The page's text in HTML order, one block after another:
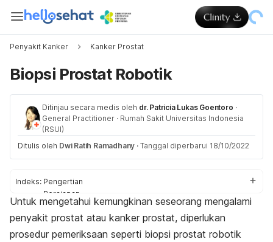
Penyakit Kanker Kanker Prostat
Biopsi Prostat Robotik
Ditinjau secara medis oleh dr. Patricia Lukas Goentoro ·
General Practitioner · Rumah Sakit Universitas Indonesia
(RSUI)
Ditulis oleh Dwi Ratih Ramadhany · Tanggal diperbarui 18/10/2022
Indeks: Pengertian
Persiapan
Prosedur
Perawatan
Hasil pemeriksaan
Untuk mengetahui kemungkinan seseorang mengalami
penyakit prostat atau kanker prostat, diperlukan
prosedur pemeriksaan seperti biopsi prostat robotik